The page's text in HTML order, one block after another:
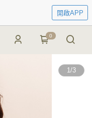
開啟APP
0
1/3